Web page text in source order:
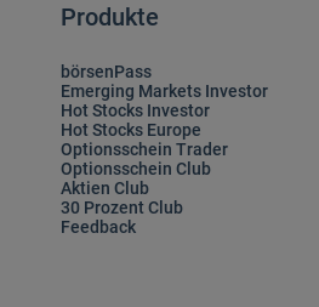
Produkte
börsenPass
Emerging Markets Investor
Hot Stocks Investor
Hot Stocks Europe
Optionsschein Trader
Optionsschein Club
Aktien Club
30 Prozent Club
Feedback